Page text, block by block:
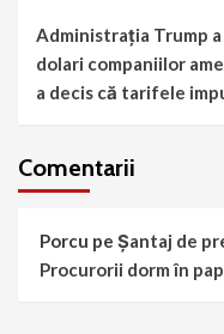
Administrația Trump
dolari companiilor
a decis că tarifele
Comentarii
Porcu pe Șantaj de
Procurorii dorm în